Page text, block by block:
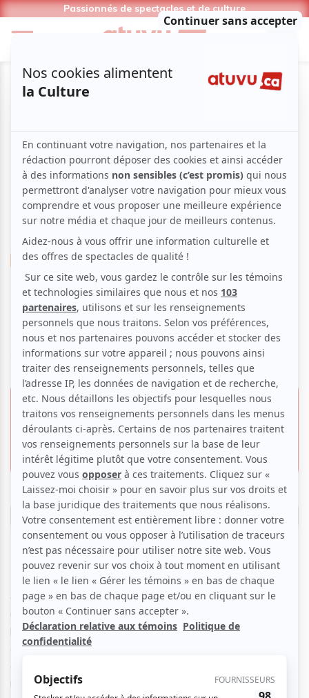
Passionnés de spectacles et de culture
Improvisation Humour
Ligue d'Improvisation
Montréalaise (LIM)
Voir les avis -->
8 février 2026 -
20h00
Le Lion d'Or
1676, rue Ontario E.,
Montréal
Offre VIP
26.63 $
Invitation gratuite
Réserver
La Ligue d'Improvisation Montréalaise se distingue des
autres ligues d'impro par son approche créative tout à fait
unique. Plutôt que d'opposer deux équipes en compétition,
la LIM propose à chaque semaine de nouvelles avenues
conceptuelles afin d'orienter deux troupes de cinq
réfléchie d'un maître de jeu.